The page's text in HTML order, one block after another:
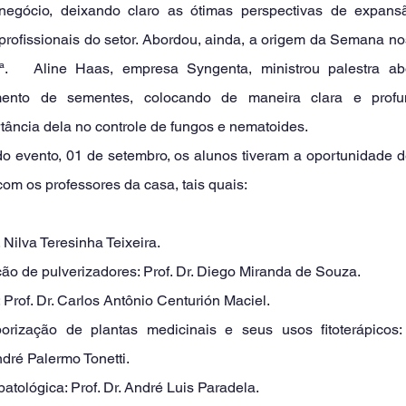
deixando claro as ótimas perspectivas de
do setor. Abordou, ainda, a origem da Semana
Aline Haas, empresa Syngenta, ministrou palestra
de sementes, colocando de maneira clara e
dela no controle de fungos e nematoides.
os professores da casa, tais quais:
Teresinha Teixeira.
de pulverizadores: Prof. Dr. Diego Miranda de Souza.
Dr. Carlos Antônio Centurión Maciel.
de plantas medicinais e seus usos
Palermo Tonetti.
Prof. Dr. André Luis Paradela.